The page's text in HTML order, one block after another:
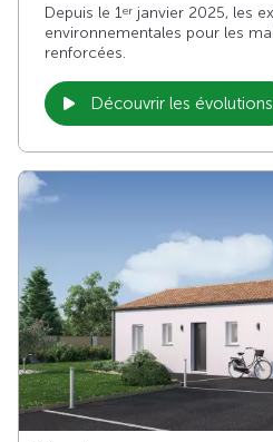
Depuis le 1er janvier 2025, les
environnementales pour les
renforcées.
Découvrir les évolutions